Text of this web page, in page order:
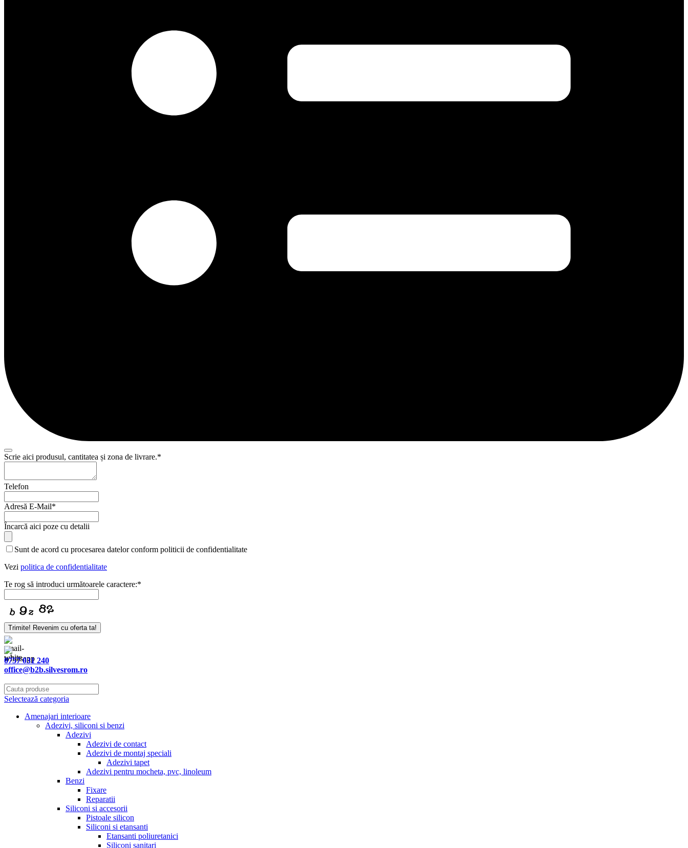
Scrie aici produsul, cantitatea și zona de livrare.*
Telefon
Adresă E-Mail*
Încarcă aici poze cu detalii
Sunt de acord cu procesarea datelor conform politicii de confidentialitate
Vezi politica de confidentialitate
Te rog să introduci următoarele caractere:*
Trimite! Revenim cu oferta ta!
Contact
Email
0757 031 240
office@b2b.silvesrom.ro
Selectează categoria
Amenajari interioare
Adezivi, siliconi si benzi
Adezivi
Adezivi de contact
Adezivi de montaj speciali
Adezivi tapet
Adezivi pentru mocheta, pvc, linoleum
Benzi
Fixare
Reparatii
Siliconi si accesorii
Pistoale silicon
Siliconi si etansanti
Etansanti poliuretanici
Siliconi sanitari